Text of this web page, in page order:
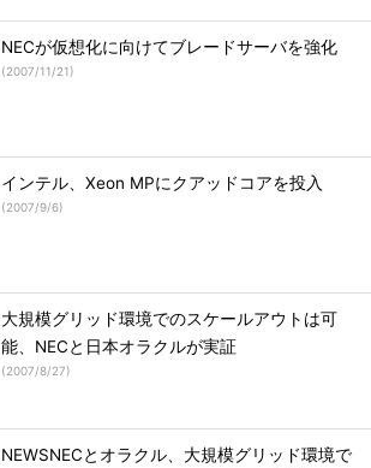
NECが仮想化に向けてブレードサーバを強化
(2007/11/21)
インテル、Xeon MPにクアッドコアを投入
(2007/9/6)
大規模グリッド環境でのスケールアウトは可
能、NECと日本オラクルが実証
(2007/8/27)
NEWSNECとオラクル、大規模グリッド環境で